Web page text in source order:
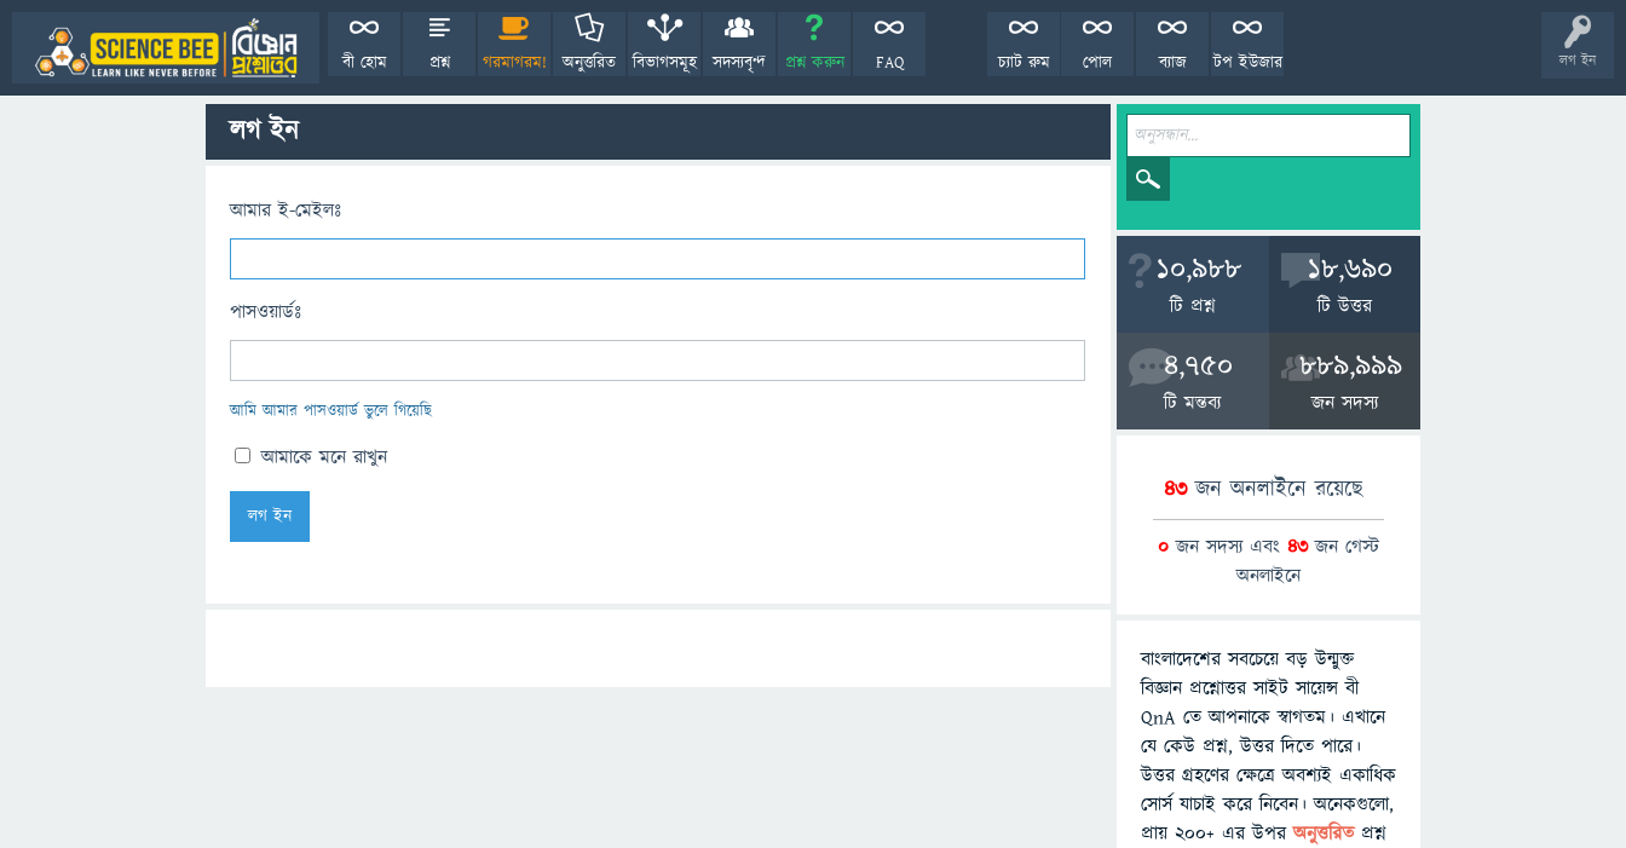
লগ ইন
বী হোম প্রশ্ন গরমাগরম! অনুত্তরিত বিভাগসমূহ সদস্যবৃন্দ প্রশ্ন করুন FAQ টপ ইউজার
ব্যাজ
পোল
চ্যাট রুম
লগ ইন
আমার ই-মেইলঃ
পাসওয়ার্ডঃ
আমি আমার পাসওয়ার্ড ভুলে গিয়েছি
আমাকে মনে রাখুন
10,988
টি প্রশ্ন
18,690
টি উত্তর
4,750
টি মন্তব্য
889,999
জন সদস্য
43জন অনলাইনে রয়েছে
0 জন সদস্য এবং 43জন গেস্ট
অনলাইনে
বাংলাদেশের সবচেয়ে বড় উন্মুক্ত
বিজ্ঞান প্রশ্নোত্তর সাইট সায়েন্স বী
QnA তে আপনাকে স্বাগতম। এখানে
যে কেউ প্রশ্ন, উত্তর দিতে পারে।
উত্তর গ্রহণের ক্ষেত্রে অবশ্যই একাধিক
সোর্স যাচাই করে নিবেন। অনেকগুলো,
প্রায় ২০০+ এর উপরঅনুত্তরিতপ্রশ্ন